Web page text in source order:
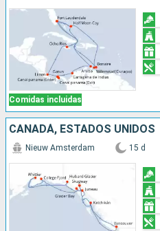
Comidas incluidas
CANADÁ, ESTADOS UNIDOS
Nieuw Amsterdam 15 d